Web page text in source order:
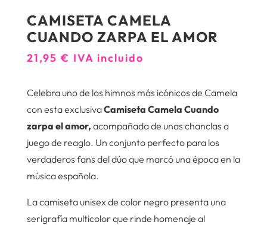
CAMISETA CAMELA
CUANDO ZARPA EL AMOR
21,95 € IVA incluido
Celebra uno de los himnos más icónicos de Camela
con esta exclusivaCamiseta Camela Cuando
zarpa el amor, acompañada de unas chanclas a
juego de reaglo. Un conjunto perfecto para los
verdaderos fans del dúo que marcó una época en la
música española.
La camiseta unisex de color negro presenta una
serigrafía multicolor que rinde homenaje al